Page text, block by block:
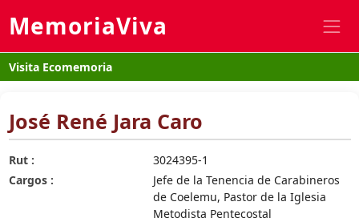
MemoriaViva
Visita Ecomemoria
José René Jara Caro
Rut :
3024395-1
Cargos :
Jefe de la Tenencia de Carabineros
de Coelemu, Pastor de la Iglesia
Metodista Pentecostal